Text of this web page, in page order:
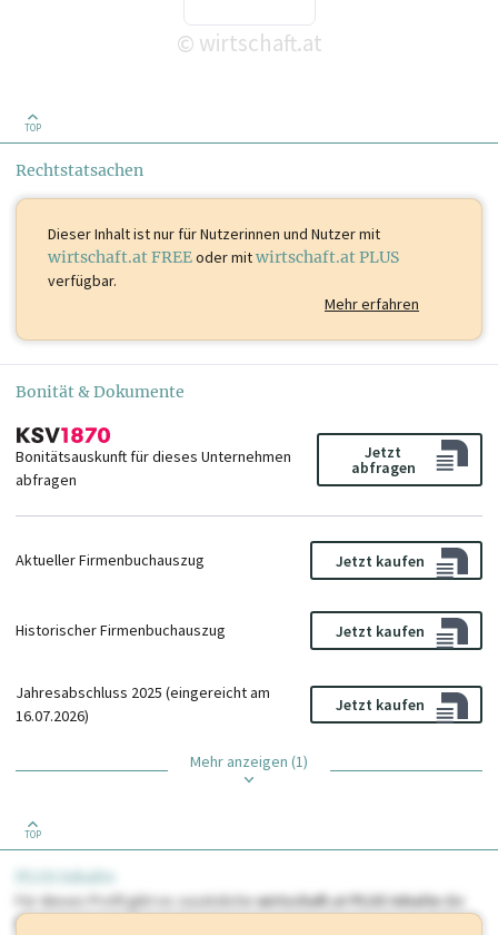
© wirtschaft.at
TOP
Rechtstatsachen
Dieser Inhalt istnur für Nutzerinnen und Nutzer mit
wirtschaft.at FREEoder mitwirtschaft.at PLUS
verfügbar.
Mehr erfahren
Bonität & Dokumente
Bonitätsauskunft für dieses Unternehmen
abfragen
Jetzt
abfragen
Aktueller Firmenbuchauszug Jetzt kaufen
Historischer Firmenbuchauszug Jetzt kaufen
Jahresabschluss 2025 (eingereicht am
16.07.2026)
Jetzt kaufen
Mehr anzeigen (1)
TOP
PLUS Inhalte
Für dieses Profil gibt es zusätzlichewirtschaft.at PLUS Inhaltedie
Sie momentan nicht einsehen können. Schalten Sie dieses Profil frei